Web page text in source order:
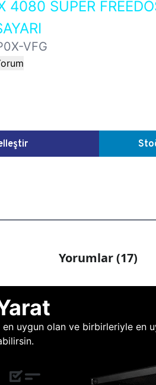
4080 SUPER
VFG
Yorumlar (17)
uygun olan ve birbirleriyle en